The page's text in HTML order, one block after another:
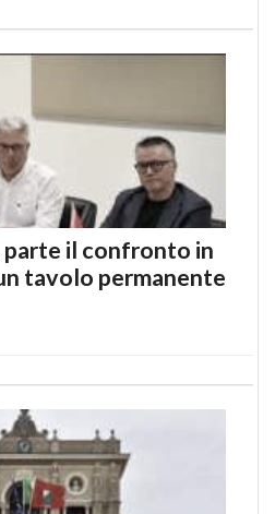
parte il confronto in
tavolo permanente